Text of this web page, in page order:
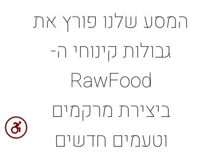
המסע שלנו פורץ את
גבולות קינוחי ה-
RawFood
ביצירת מרקמים
וטעמים חדשים